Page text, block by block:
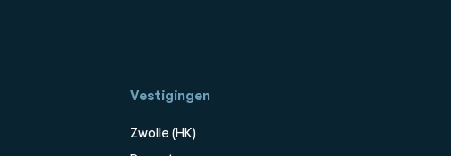
Vestigingen
Zwolle (HK)